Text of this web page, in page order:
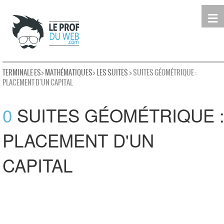
≡
leProfDuWeb
Seconde
Première
Terminale
Rechercher
TERMINALE ES>MATHÉMATIQUES>LES SUITES> SUITES GÉOMÉTRIQUE :
PLACEMENT D'UN CAPITAL
0 SUITES GÉOMÉTRIQUE :
PLACEMENT D'UN
CAPITAL